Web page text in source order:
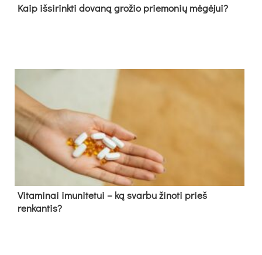
Kaip išsirinkti dovaną grožio priemonių mėgėjui?
Vitaminai imunitetui – ką svarbu žinoti prieš
renkantis?